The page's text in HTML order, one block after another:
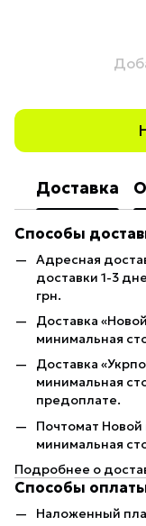
Доставка
Способы
Адресная
доставки 1-3
грн.
Доставка
минимальная
Доставка
минимальная
предоплате.
Почтомат Новой
минимальная
Подробнее о
Способы
Наложенный